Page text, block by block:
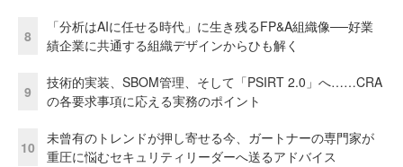
8
「分析はAIに任せる時代」に生き残るFP&A組織像──好業
績企業に共通する組織デザインからひも解く
9
技術的実装、SBOM管理、そして「PSIRT 2.0」へ……CRA
の各要求事項に応える実務のポイント
10
未曾有のトレンドが押し寄せる今、ガートナーの専門家が
重圧に悩むセキュリティリーダーへ送るアドバイス